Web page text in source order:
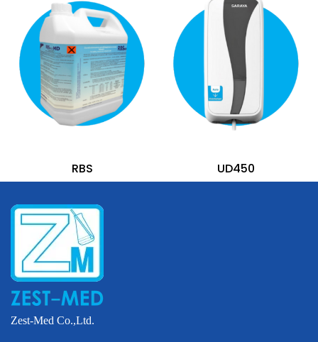
RBS UD450
Zest-Med Co.,Ltd.